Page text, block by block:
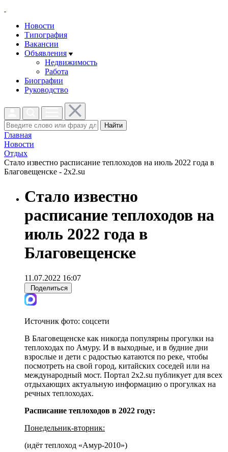
Новости
Типография
Вакансии
Объявления
Недвижимость
Работа
Биографии
Руководство
Найти
Главная
Новости
Отдых
Стало известно расписание теплоходов на июль 2022 года в
Благовещенске - 2x2.su
Стало известно
расписание теплоходов на
июль 2022 года в
Благовещенске
11.07.2022 16:07
Поделиться
Источник фото: соцсети
В Благовещенске как никогда популярны прогулки на
теплоходах по Амуру. И в выходные, и в будние дни
взрослые и дети с радостью катаются по реке, чтобы
посмотреть на свой город, китайских соседей или на
международный мост. Портал 2x2.su публикует для всех
отдыхающих актуальную информацию о прогулках на
речных теплоходах.
Расписание теплоходов в 2022 году:
Понедельник-вторник:
(идёт теплоход «Амур-2010»)